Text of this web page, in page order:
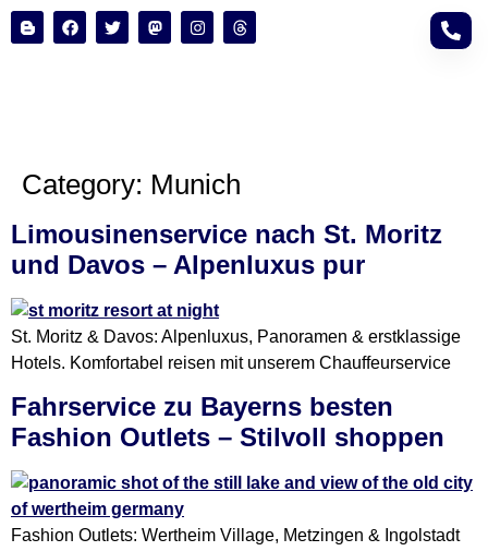
content
Category: Munich
Limousinenservice nach St. Moritz
und Davos – Alpenluxus pur
St. Moritz & Davos: Alpenluxus, Panoramen & erstklassige
Hotels. Komfortabel reisen mit unserem Chauffeurservice
Fahrservice zu Bayerns besten
Fashion Outlets – Stilvoll shoppen
Fashion Outlets: Wertheim Village, Metzingen & Ingolstadt